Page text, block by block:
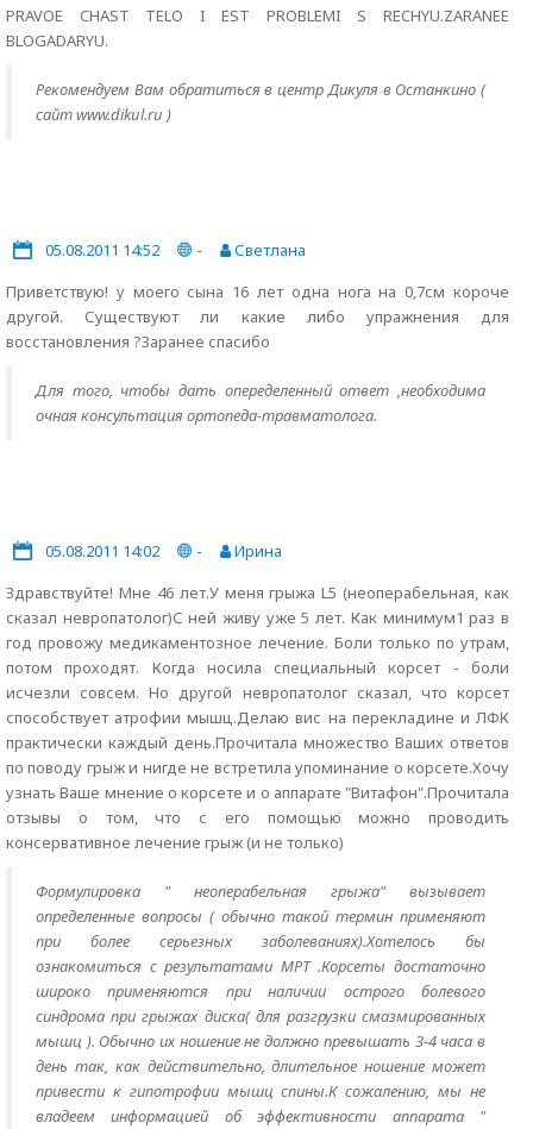
PRAVOE CHAST TELO I EST PROBLEMI S RECHYU.ZARANEE
BLOGADARYU.
Рекомендуем Вам обратиться в центр Дикуля в Останкино (
сайт www.dikul.ru )
05.08.2011 14:52 -
Светлана
Приветствую! у моего сына 16 лет одна нога на 0,7см короче
другой. Существуют ли какие либо упражнения для
восстановления ?Заранее спасибо
Для того, чтобы дать опеределенный ответ ,необходима
очная консультация ортопеда-травматолога.
05.08.2011 14:02 -
Ирина
Здравствуйте! Мне 46 лет.У меня грыжа L5 (неоперабельная, как
сказал невропатолог)С ней живу уже 5 лет. Как минимум1 раз в
год провожу медикаментозное лечение. Боли только по утрам,
потом проходят. Когда носила специальный корсет - боли
исчезли совсем. Но другой невропатолог сказал, что корсет
способствует атрофии мышц.Делаю вис на перекладине и ЛФК
практически каждый день.Прочитала множество Ваших ответов
по поводу грыж и нигде не встретила упоминание о корсете.Хочу
узнать Ваше мнение о корсете и о аппарате "Витафон".Прочитала
отзывы о том, что с его помощью можно проводить
консервативное лечение грыж (и не только)
Формулировка " неоперабельная грыжа" вызывает
определенные вопросы ( обычно такой термин применяют
при более серьезных заболеваниях).Хотелось бы
ознакомиться с результатами МРТ .Корсеты достаточно
широко применяются при наличии острого болевого
синдрома при грыжах диска( для разгрузки смазмированных
мышц ). Обычно их ношение не должно превышать 3-4 часа в
день так, как действительно, длительное ношение может
привести к гипотрофии мышц спины.К сожалению, мы не
владеем информацией об эффективности аппарата "